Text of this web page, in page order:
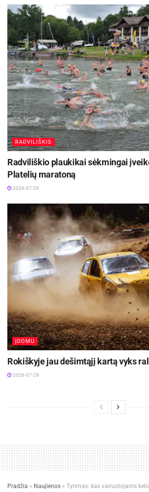
RADVILIŠKIS
Radviliškio plaukikai sėkmingai
Platelių maratoną
2026-07-29
ĮDOMU
Rokiškyje jau dešimtąjį kartą vyks
2026-07-29
Pradžia » Naujienos » Tyrimas: kas vairuotojams